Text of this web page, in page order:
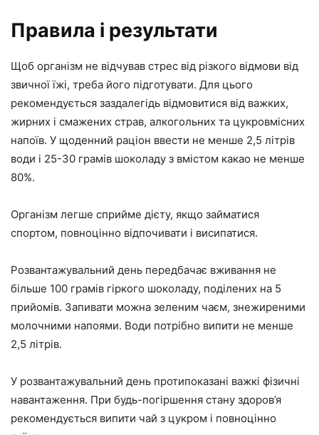
Правила і результати
Щоб організм не відчував стрес від різкого відмови від
звичної їжі, треба його підготувати. Для цього
рекомендується заздалегідь відмовитися від важких,
жирних і смажених страв, алкогольних та цукровмісних
напоїв. У щоденний раціон ввести не менше 2,5 літрів
води і 25-30 грамів шоколаду з вмістом какао не менше
80%.
Організм легше сприйме дієту, якщо займатися
спортом, повноцінно відпочивати і висипатися.
Розвантажувальний день передбачає вживання не
більше 100 грамів гіркого шоколаду, поділених на 5
прийомів. Запивати можна зеленим чаєм, знежиреними
молочними напоями. Води потрібно випити не менше
2,5 літрів.
У розвантажувальний день протипоказані важкі фізичні
навантаження. При будь-погіршення стану здоров’я
рекомендується випити чай з цукром і повноцінно